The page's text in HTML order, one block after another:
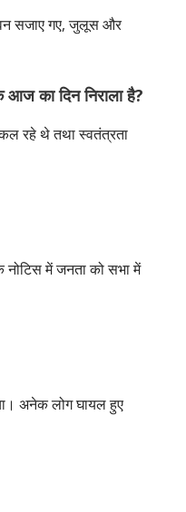
सजाए गए, जुलूस और
आज का दिन निराला है?
रहे थे तथा स्वतंत्रता
नोटिस में जनता को सभा में
अनेक लोग घायल हुए